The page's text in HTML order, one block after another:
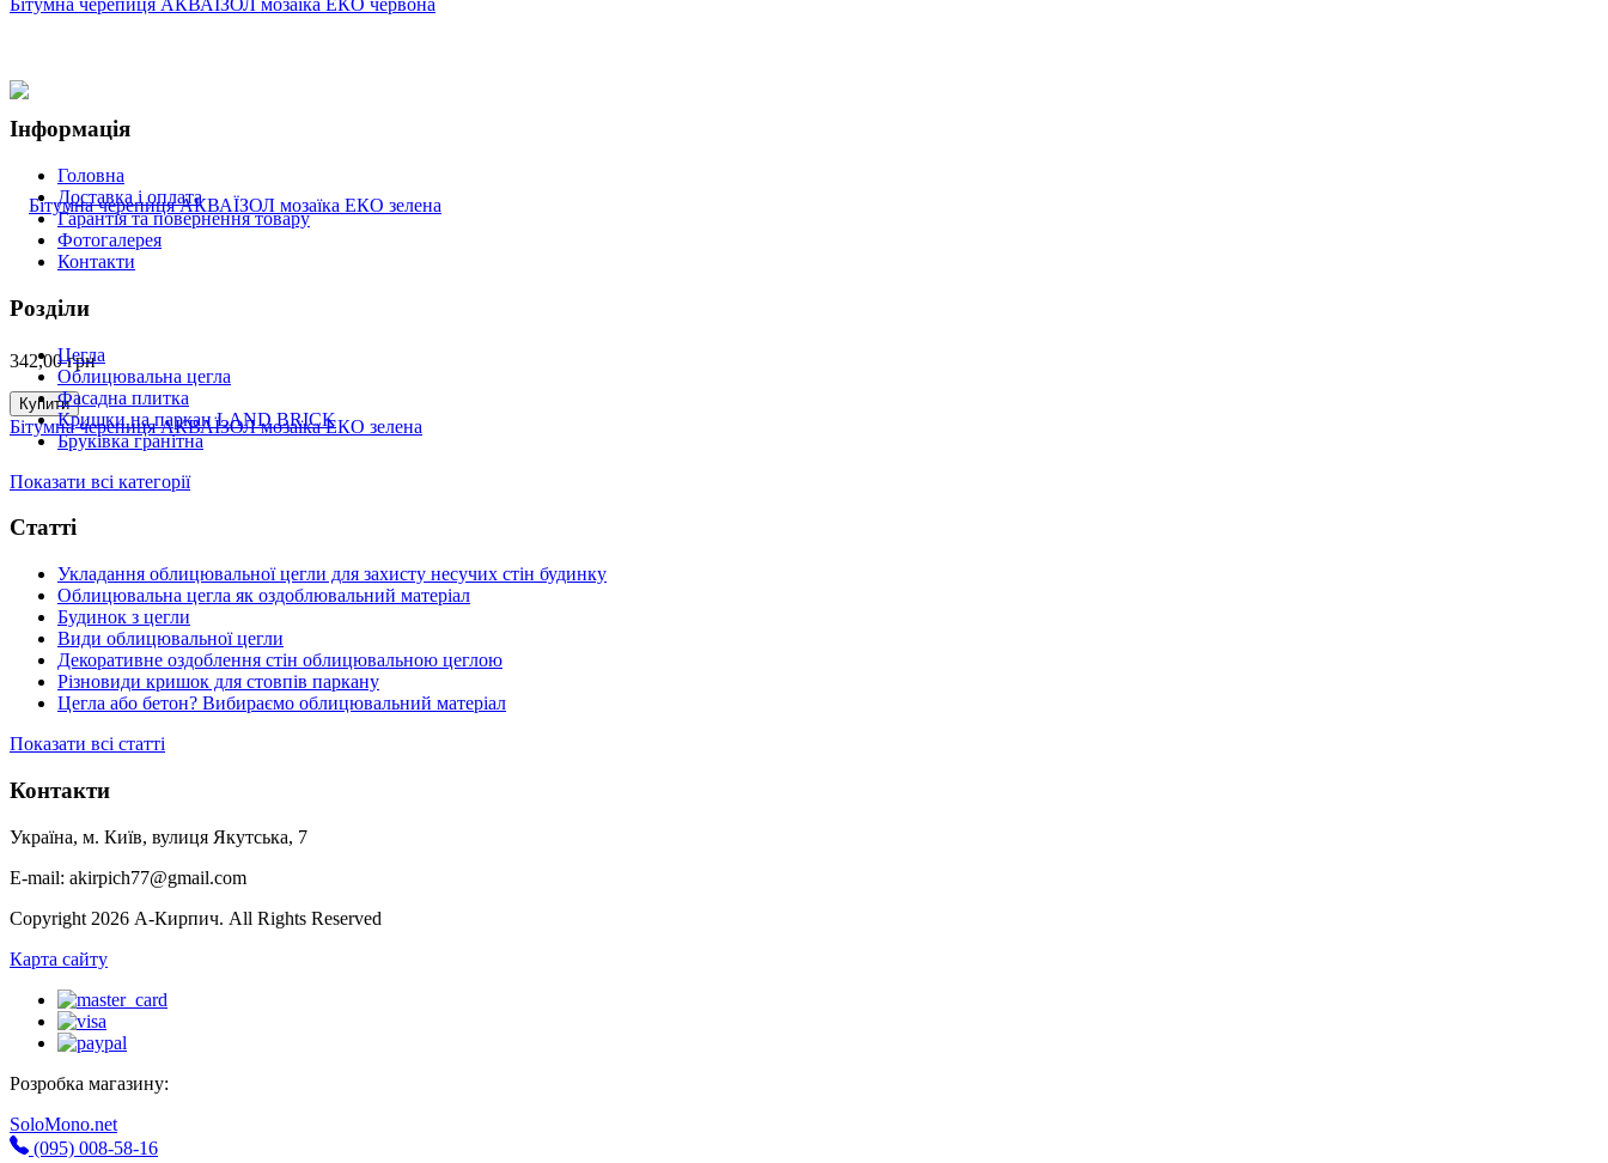
342,00грн
Купити
Бітумна черепиця АКВАЇЗОЛ мозаїка ЕКО зелена
Інформація
Головна
Доставка і оплата
Гарантія та повернення товару
Фотогалерея
Контакти
Розділи
Цегла
Облицювальна цегла
Фасадна плитка
Кришки на паркан LAND BRICK
Бруківка гранітна
Показати всі категорії
Статті
Укладання облицювальної цегли для захисту несучих стін будинку
Облицювальна цегла як оздоблювальний матеріал
Будинок з цегли
Види облицювальної цегли
Декоративне оздоблення стін облицювальною цеглою
Різновиди кришок для стовпів паркану
Цегла або бетон? Вибираємо облицювальний матеріал
Показати всі статті
Контакти
Україна, м. Київ, вулиця Якутська, 7
E-mail: akirpich77@gmail.com
Copyright 2026 А-Кирпич. All Rights Reserved
Карта сайту
Розробка магазину:
SoloMono.net
(095) 008-58-16